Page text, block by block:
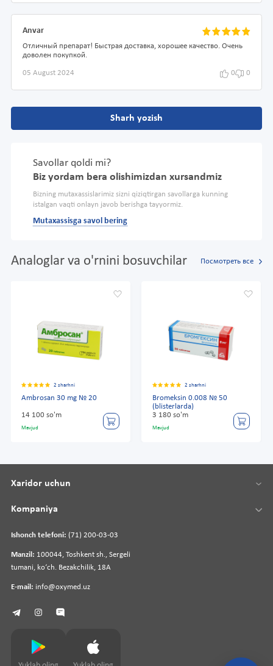
Anvar
Отличный препарат! Быстрая доставка, хорошее качество. Очень
доволен покупкой.
05 August 2024 0 0
Sharh yozish
Savollar qoldi mi?
Biz yordam bera olishimizdan xursandmiz
Bizning mutaxassislarimiz sizni qiziqtirgan savollarga kunning
istalgan vaqti onlayn javob berishga tayyormiz.
Mutaxassisga savol bering
Analoglar va o'rnini bosuvchilar Посмотреть все
2 sharhni
Ambrosan 30 mg № 20
14 100 so'm
Mavjud
2 sharhni
Bromeksin 0.008 № 50
(blisterlarda)
3 180 so'm
Mavjud
Ishonch telefoni: (71) 200-03-03
Manzil: 100044, Toshkent sh., Sergeli
tumani, koʻch. Bezakchilik, 18A
E-mail: info@oxymed.uz
Xaridor uchun
Kompaniya